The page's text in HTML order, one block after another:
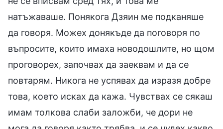
натъжаваше. Понякога Дзяин ме подканяше
да говоря. Можех донякъде да поговоря по
въпросите, които имаха новодошлите, но щом
проговорех, започвах да заеквам и да се
повтарям. Никога не успявах да изразя добре
това, което исках да кажа. Чувствах се сякаш
имам толкова слаби заложби, че дори не